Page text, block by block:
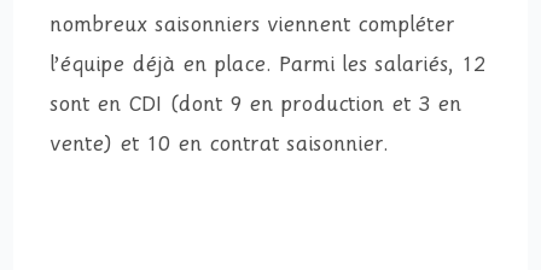
nombreux saisonniers viennent compléter
l’équipe déjà en place. Parmi les salariés, 12
sont en CDI (dont 9 en production et 3 en
vente) et 10 en contrat saisonnier.